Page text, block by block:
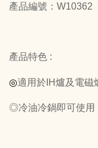
產品編號：W10362
產品特色 :
◎適用於IH爐及電磁
◎冷油冷鍋即可使用